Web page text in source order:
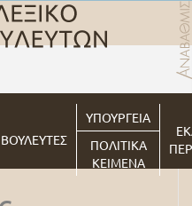
ΒΟΥΛΕΥΤΕΣ
ΥΠΟΥΡΓΕΙΑ
ΠΟΛΙΤΙΚΑ
ΚΕΙΜΕΝΑ